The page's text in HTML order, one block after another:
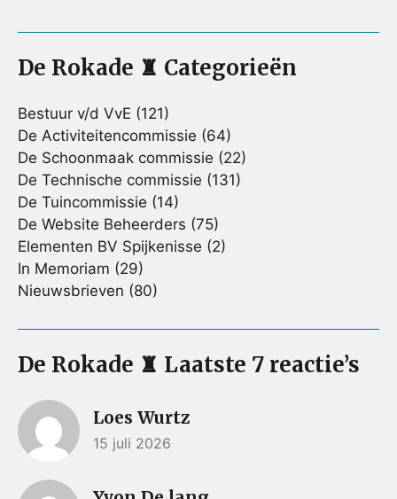
De Rokade ♜ Categorieën
Bestuur v/d VvE (121)
De Activiteitencommissie (64)
De Schoonmaak commissie (22)
De Technische commissie (131)
De Tuincommissie (14)
De Website Beheerders (75)
Elementen BV Spijkenisse (2)
In Memoriam (29)
Nieuwsbrieven (80)
De Rokade ♜ Laatste 7 reactie’s
Loes Wurtz
15 juli 2026